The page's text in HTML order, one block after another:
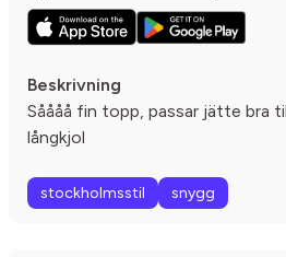
Beskrivning
Såååå fin topp, passar jätte bra
långkjol
stockholmsstil snygg